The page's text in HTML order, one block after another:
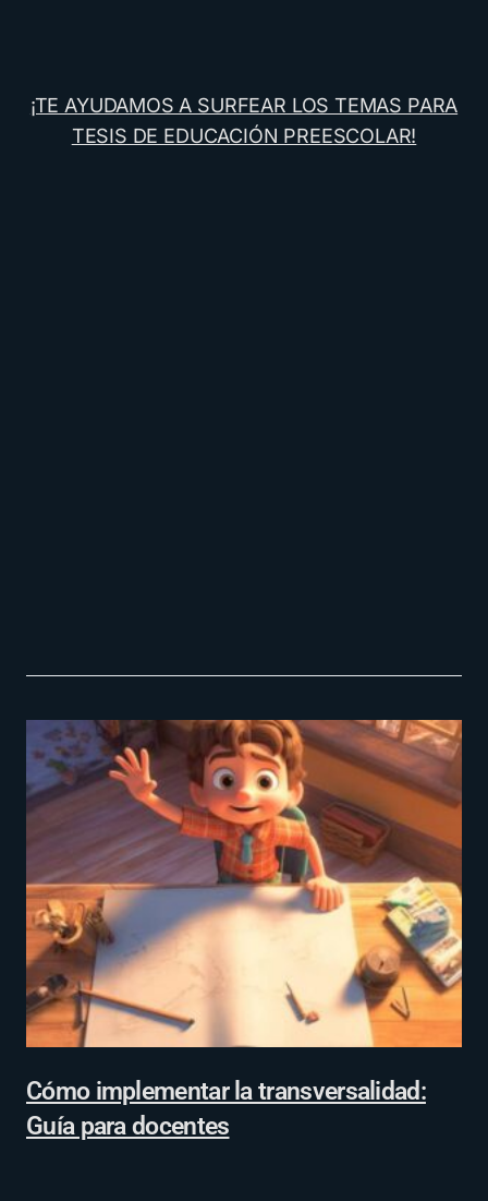
¡TE AYUDAMOS A SURFEAR LOS TEMAS PARA
TESIS DE EDUCACIÓN PREESCOLAR!
Cómo implementar la transversalidad:
Guía para docentes